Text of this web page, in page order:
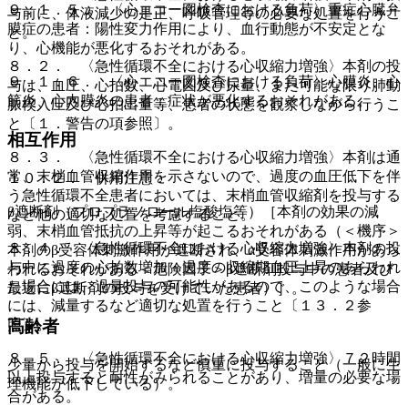
９．１．５． 〈心エコー図検査における負荷〉重症心臓弁
膜症の患者：陽性変力作用により、血行動態が不安定とな
り、心機能が悪化するおそれがある。
９．１．６． 〈心エコー図検査における負荷〉心膜炎、心
筋炎、心内膜炎の患者：症状が悪化するおそれがある。
相互作用
１０．２． 併用注意：
β遮断剤（プロプラノロール塩酸塩等）［本剤の効果の減
弱、末梢血管抵抗の上昇等が起こるおそれがある（＜機序＞
本剤のβ受容体刺激作用が遮断され、α受容体刺激作用があら
われるおそれがある＜危険因子＞β遮断剤投与中の患者及び
最近にβ遮断剤の投与を受けていた患者）］。
高齢者
少量から投与を開始するなど慎重に投与すること（一般に生
理機能が低下している）。
与前に、体液減少の是正、呼吸管理等の必要な処置を行うこ
と。
８．２． 〈急性循環不全における心収縮力増強〉本剤の投
与は、血圧、心拍数、心電図及び尿量、また可能な限り肺動
脈楔入圧及び心拍出量等、患者の状態を観察しながら行うこ
と〔１．警告の項参照〕。
８．３． 〈急性循環不全における心収縮力増強〉本剤は通
常、末梢血管収縮作用を示さないので、過度の血圧低下を伴
う急性循環不全患者においては、末梢血管収縮剤を投与する
など他の適切な処置を考慮すること。
８．４． 〈急性循環不全における心収縮力増強〉本剤の投
与中に過度の心拍数増加・過度の収縮期血圧上昇のあらわれ
た場合には、過量投与の可能性があるので、このような場合
には、減量するなど適切な処置を行うこと〔１３．２参
照〕。
８．５． 〈急性循環不全における心収縮力増強〉７２時間
以上投与すると耐性がみられることがあり、増量の必要な場
合がある。